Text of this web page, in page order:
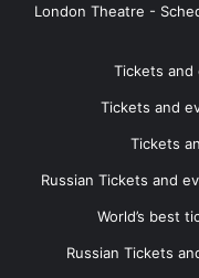
London Theatre -
Tickets and
Tickets and
Tickets
Russian Tickets and
World’s best
Russian Tickets